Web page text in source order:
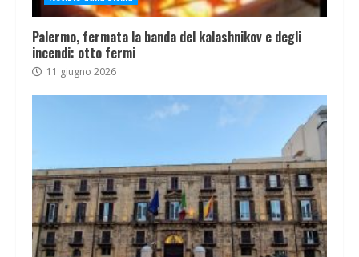
Palermo, fermata la banda del kalashnikov e degli
incendi: otto fermi
11 giugno 2026